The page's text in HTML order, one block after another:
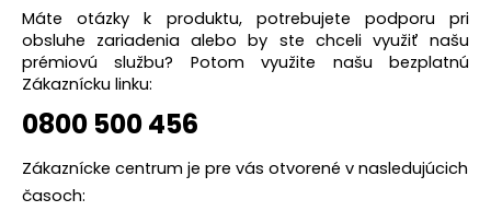
Máte otázky k produktu, potrebujete podporu pri
obsluhe zariadenia alebo by ste chceli využiť našu
prémiovú službu? Potom využite našu bezplatnú
Zákaznícku linku:
0800 500 456
Zákaznícke centrum je pre vás otvorené v nasledujúcich
časoch:
O
d
p
r
ú